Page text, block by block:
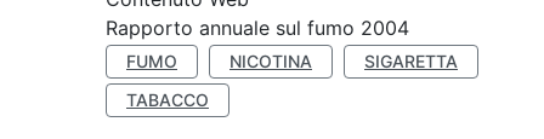
Rapporto annuale sul fumo 2004
FUMO NICOTINA
SIGARETTA
TABACCO